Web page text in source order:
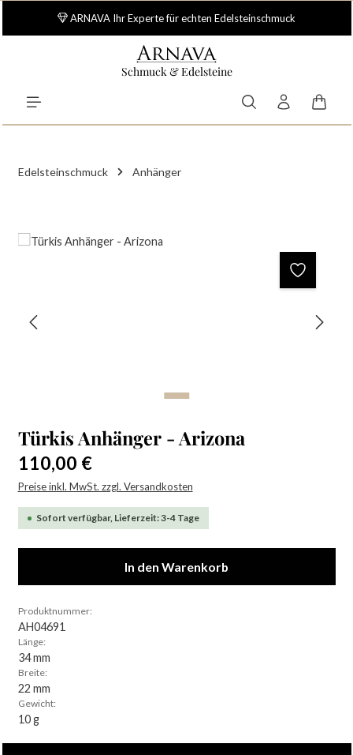
Zum Hauptinhalt springen
ARNAVA Ihr Experte für echten Edelsteinschmuck
Schmuck & Edelsteine
Edelsteinschmuck Anhänger
Bildergalerie überspringen
Türkis Anhänger - Arizona
Regulärer Preis:
110,00 €
Preise inkl. MwSt. zzgl. Versandkosten
Sofort verfügbar, Lieferzeit: 3-4 Tage
In den Warenkorb
Produktnummer:
AH04691
Länge:
34 mm
Breite:
22 mm
Gewicht:
10 g